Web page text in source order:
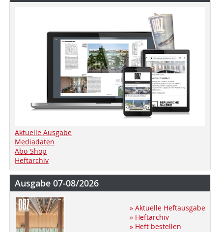
Aktuelle Ausgabe
Mediadaten
Abo-Shop
Heftarchiv
Ausgabe 07-08/2026
» Aktuelle Heftausgabe
» Heftarchiv
» Heft bestellen